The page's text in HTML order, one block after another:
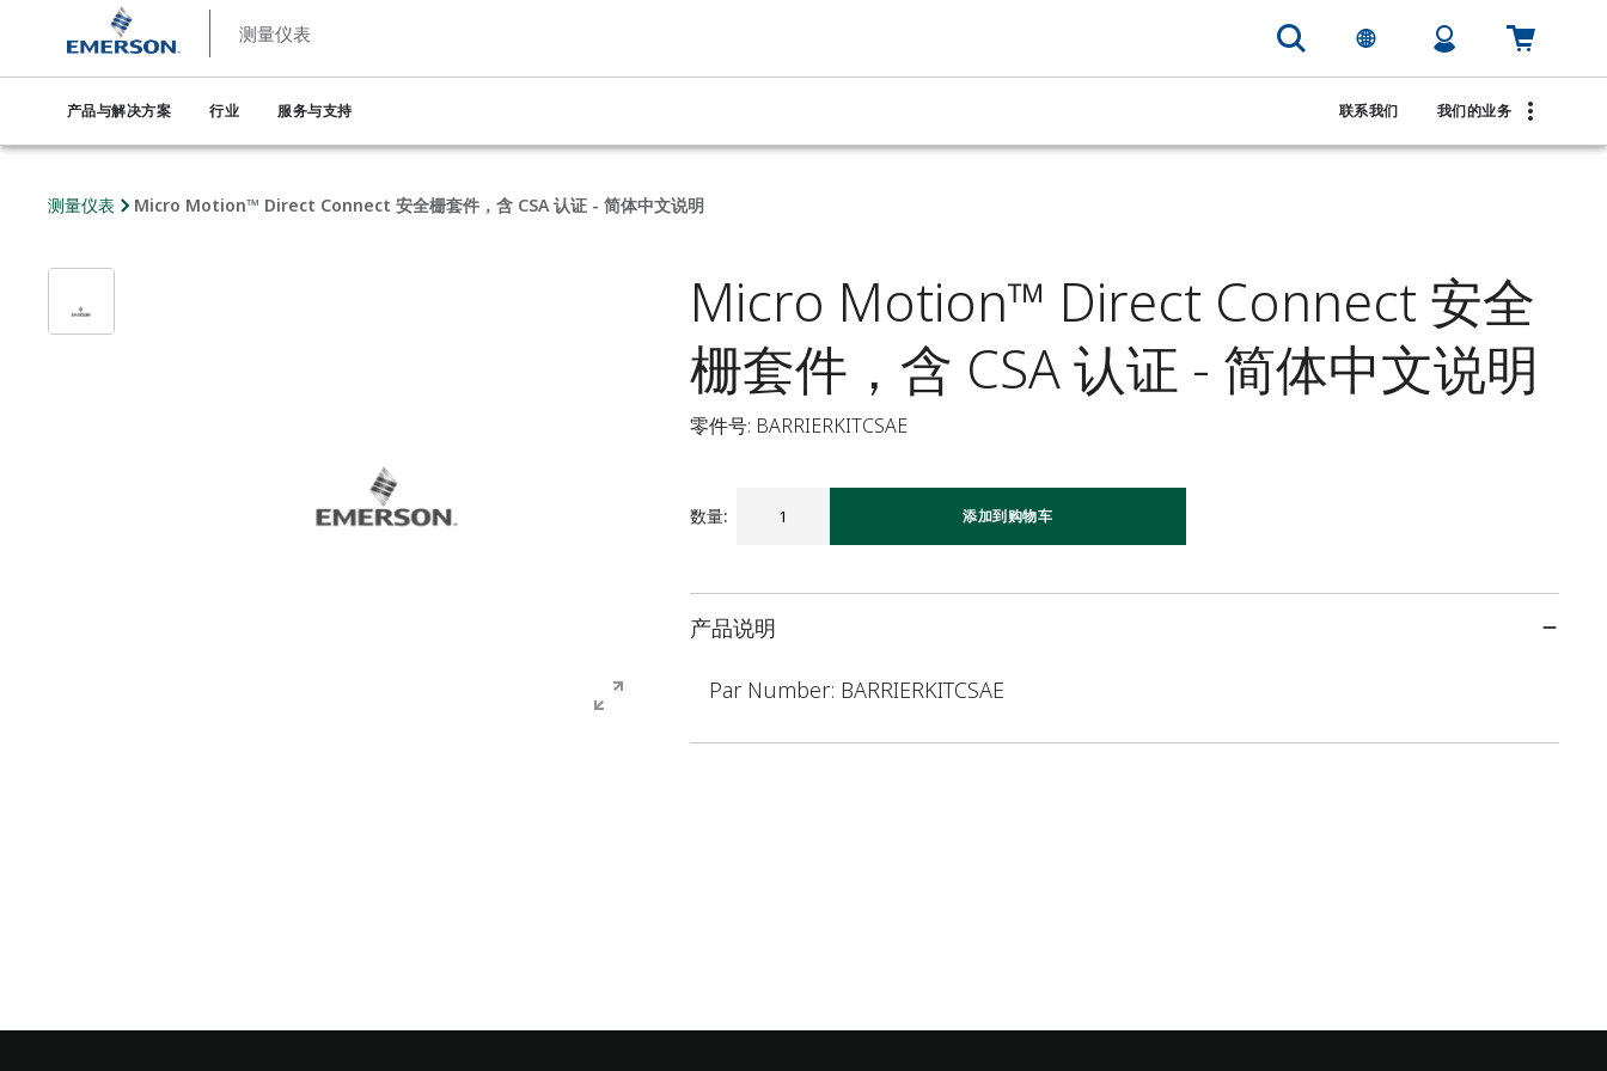
测量仪表
产品与解决方案 行业 服务与支持 联系我们 我们的业务
测量仪表 Micro Motion™ Direct Connect 安全栅套件，含 CSA 认证 - 简体中文说明
Micro Motion™ Direct Connect 安全
栅套件，含 CSA 认证 - 简体中文说明
零件号: BARRIERKITCSAE
数量: 添加到购物车
产品说明
Par Number: BARRIERKITCSAE